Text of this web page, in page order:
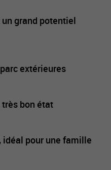
grand potentiel
extérieures
bon état
idéal pour une famille